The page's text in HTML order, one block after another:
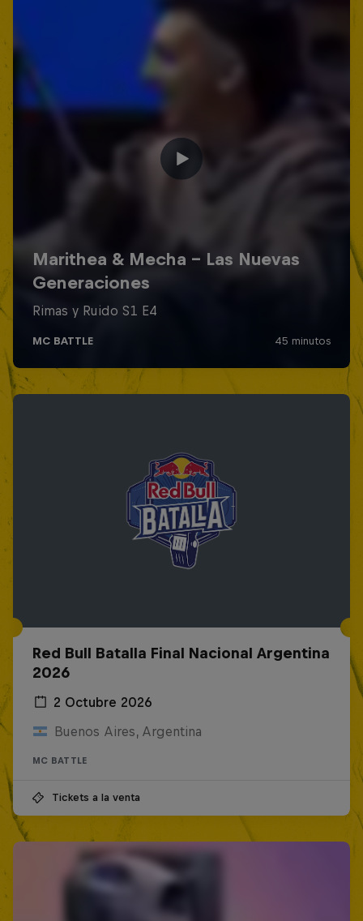
Red Bull Batalla Final Nacional Argentina
2026
2 Octubre 2026
Buenos Aires, Argentina
MC BATTLE
Tickets a la venta